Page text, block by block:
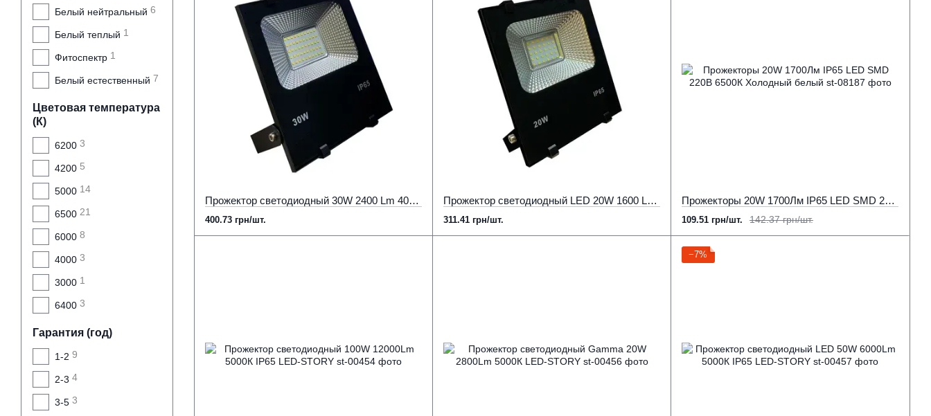
Прожектор светодиодный 30W 2400 Lm 4000К нейтральный белый Ремонтопригодный
400.73 грн/шт.
Прожектор светодиодный LED 20W 1600 Lm 4000К белый нейтральный, Ремонтопригодный
311.41 грн/шт.
Прожекторы 20W 1700Лм IP65 LED SMD 220В 6500К Холодный белый
142.37 грн/шт.
109.51 грн/шт.
−7%
Белый нейтральный 6
Белый теплый 1
Фитоспектр 1
Белый естественный 7
Цветовая температура
(К)
6200 3
4200 5
5000 14
6500 21
6000 8
4000 3
3000 1
6400 3
Гарантия (год)
1-2 9
2-3 4
3-5 3